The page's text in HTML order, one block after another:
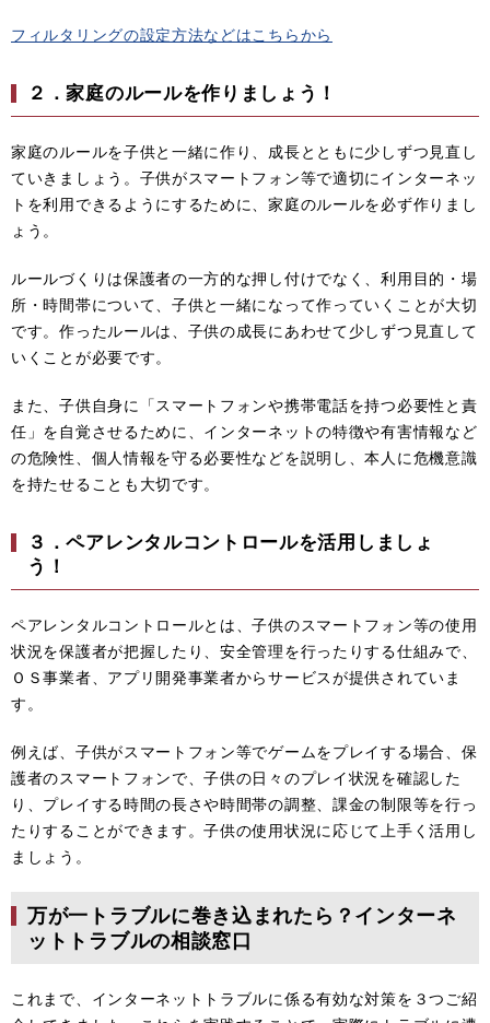
フィルタリングの設定方法などはこちらから
２．家庭のルールを作りましょう！
家庭のルールを子供と一緒に作り、成長とともに少しずつ見直し
ていきましょう。子供がスマートフォン等で適切にインターネッ
トを利用できるようにするために、家庭のルールを必ず作りまし
ょう。
ルールづくりは保護者の一方的な押し付けでなく、利用目的・場
所・時間帯について、子供と一緒になって作っていくことが大切
です。作ったルールは、子供の成長にあわせて少しずつ見直して
いくことが必要です。
また、子供自身に「スマートフォンや携帯電話を持つ必要性と責
任」を自覚させるために、インターネットの特徴や有害情報など
の危険性、個人情報を守る必要性などを説明し、本人に危機意識
を持たせることも大切です。
３．ペアレンタルコントロールを活用しましょ
う！
ペアレンタルコントロールとは、子供のスマートフォン等の使用
状況を保護者が把握したり、安全管理を行ったりする仕組みで、
ＯＳ事業者、アプリ開発事業者からサービスが提供されていま
す。
例えば、子供がスマートフォン等でゲームをプレイする場合、保
護者のスマートフォンで、子供の日々のプレイ状況を確認した
り、プレイする時間の長さや時間帯の調整、課金の制限等を行っ
たりすることができます。子供の使用状況に応じて上手く活用し
ましょう。​
万が一トラブルに巻き込まれたら？インターネ
ットトラブルの相談窓口
これまで、インターネットトラブルに係る有効な対策を３つご紹